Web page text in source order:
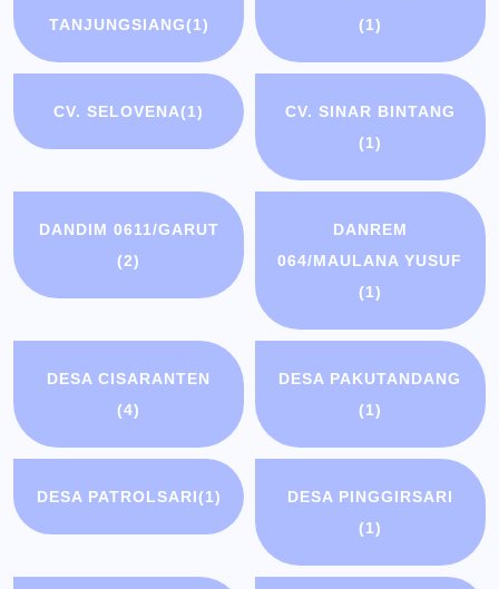
TANJUNGSIANG(1)
(1)
CV. SELOVENA(1)
CV. SINAR BINTANG
(1)
DANDIM 0611/GARUT
(2)
DANREM
064/MAULANA YUSUF
(1)
DESA CISARANTEN
(4)
DESA PAKUTANDANG
(1)
DESA PATROLSARI(1)
DESA PINGGIRSARI
(1)